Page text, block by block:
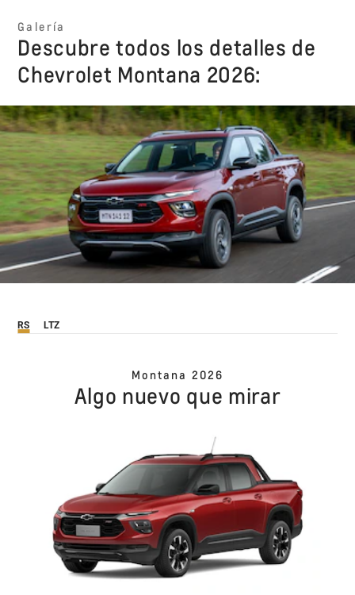
Galería
Descubre todos los detalles de
Chevrolet Montana 2026:
RS LTZ
Montana 2026
Algo nuevo que mirar